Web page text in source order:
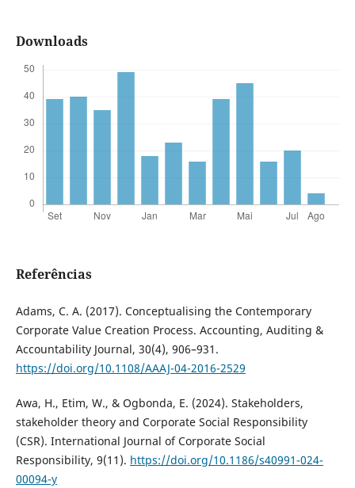
Downloads
Referências
Adams, C. A. (2017). Conceptualising the Contemporary
Corporate Value Creation Process. Accounting, Auditing &
Accountability Journal, 30(4), 906–931.
https://doi.org/10.1108/AAAJ-04-2016-2529
Awa, H., Etim, W., & Ogbonda, E. (2024). Stakeholders,
stakeholder theory and Corporate Social Responsibility
(CSR). International Journal of Corporate Social
Responsibility, 9(11). https://doi.org/10.1186/s40991-024-
00094-y